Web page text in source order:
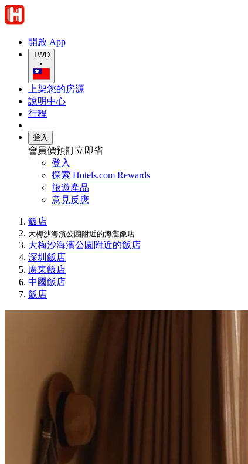
開啟 App
TWD
•
上架您的房源
說明中心
行程
登入
會員價預訂立即省
登入
探索 Hotels.com Rewards
旅遊產品
意見反應
飯店
大梅沙海濱公園附近的海灘飯店
大梅沙海濱公園附近的飯店
深圳飯店
廣東飯店
中國飯店
飯店